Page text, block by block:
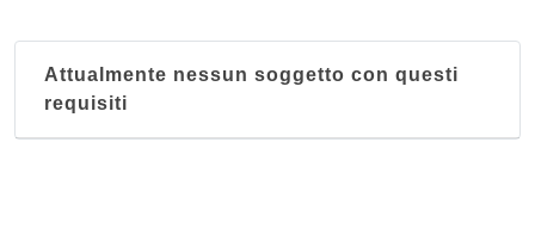
Attualmente nessun soggetto con questi
requisiti